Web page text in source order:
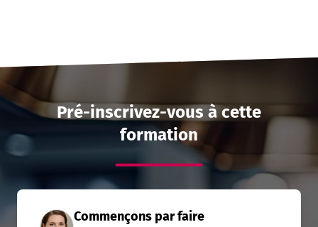
Pré-inscrivez-vous à cette
formation
Commençons par faire